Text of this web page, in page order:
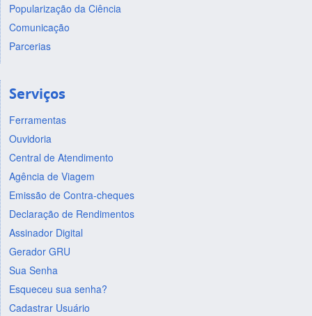
Popularização da Ciência
Comunicação
Parcerias
Serviços
Ferramentas
Ouvidoria
Central de Atendimento
Agência de Viagem
Emissão de Contra-cheques
Declaração de Rendimentos
Assinador Digital
Gerador GRU
Sua Senha
Esqueceu sua senha?
Cadastrar Usuário